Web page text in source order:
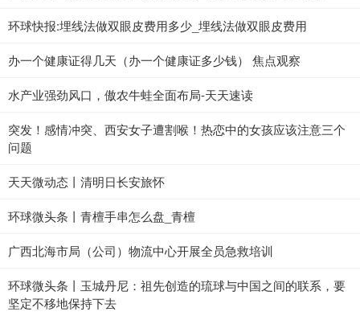
环球快报:埋线法做双眼皮费用多少_埋线法做双眼皮费用
办一个健康证得几天（办一个健康证多少钱） 焦点观察
水产业强劲风口，傲农牛蛙全面布局-天天速读
突发！感情冲突、西安女子遭割喉！热恋中的女孩应该注意三个
问题
天天微动态丨清明日长安旅怀
环球微头条丨青檀手串怎么盘_青檀
广西北海市局（公司）物流中心开展全员急救培训
环球微头条丨玉城丹尼：祖先创造的琉球与中国之间的联系，要
坚定不移地保持下去